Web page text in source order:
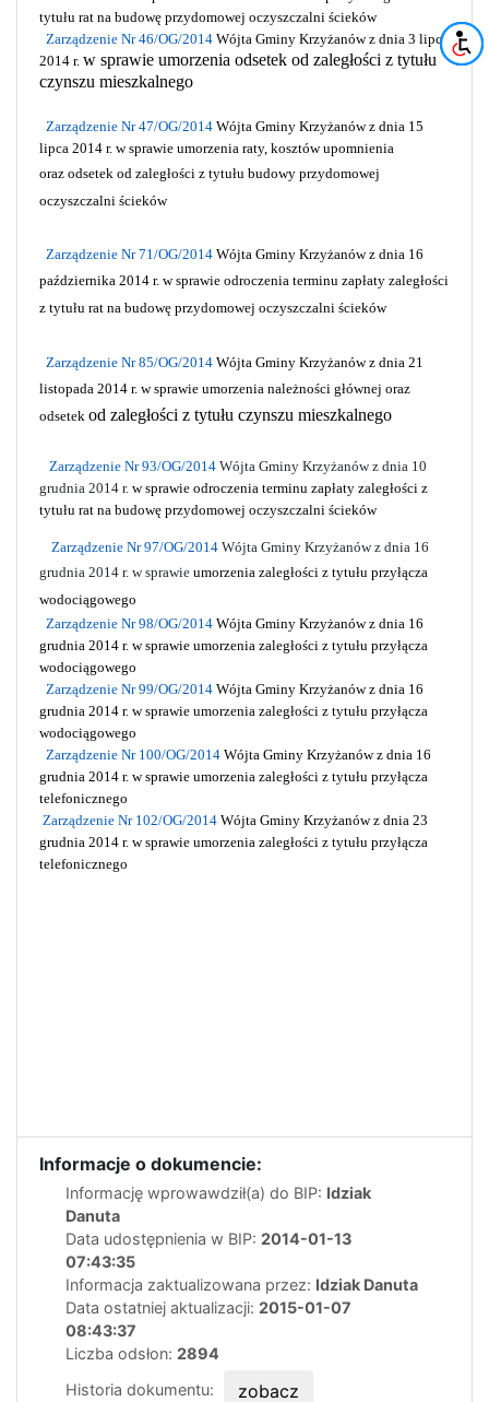
tytułu rat na budowę przydomowej oczyszczalni ścieków
Zarządzenie Nr 46/OG/2014 Wójta Gminy Krzyżanów z dnia 3 lipca
2014 r. w sprawie umorzenia odsetek od zaległości z tytułu
czynszu mieszkalnego
Zarządzenie Nr 47/OG/2014 Wójta Gminy Krzyżanów z dnia 15
lipca 2014 r. w sprawie umorzenia raty, kosztów upomnienia
oraz odsetek od zaległości z tytułu budowy przydomowej
oczyszczalni ścieków
Zarządzenie Nr 71/OG/2014 Wójta Gminy Krzyżanów z dnia 16
października 2014 r. w sprawie odroczenia terminu zapłaty zaległości
z tytułu rat na budowę przydomowej oczyszczalni ścieków
Zarządzenie Nr 85/OG/2014 Wójta Gminy Krzyżanów z dnia 21
listopada 2014 r. w sprawie umorzenia należności głównej oraz
odsetek od zaległości z tytułu czynszu mieszkalnego
Zarządzenie Nr 93/OG/2014 Wójta Gminy Krzyżanów z dnia 10
grudnia 2014 r. w sprawie odroczenia terminu zapłaty zaległości z
tytułu rat na budowę przydomowej oczyszczalni ścieków
Zarządzenie Nr 97/OG/2014 Wójta Gminy Krzyżanów z dnia 16
grudnia 2014 r. w sprawie umorzenia zaległości z tytułu przyłącza
wodociągowego
Zarządzenie Nr 98/OG/2014 Wójta Gminy Krzyżanów z dnia 16
grudnia 2014 r. w sprawie umorzenia zaległości z tytułu przyłącza
wodociągowego
Zarządzenie Nr 99/OG/2014 Wójta Gminy Krzyżanów z dnia 16
grudnia 2014 r. w sprawie umorzenia zaległości z tytułu przyłącza
wodociągowego
Zarządzenie Nr 100/OG/2014 Wójta Gminy Krzyżanów z dnia 16
grudnia 2014 r. w sprawie umorzenia zaległości z tytułu przyłącza
telefonicznego
Zarządzenie Nr 102/OG/2014 Wójta Gminy Krzyżanów z dnia 23
grudnia 2014 r. w sprawie umorzenia zaległości z tytułu przyłącza
telefonicznego
Informacje o dokumencie:
Informację wprowawdził(a) do BIP: Idziak
Danuta
Data udostępnienia w BIP: 2014-01-13
07:43:35
Informacja zaktualizowana przez: Idziak Danuta
Data ostatniej aktualizacji: 2015-01-07
08:43:37
Liczba odsłon: 2894
Historia dokumentu:
zobacz